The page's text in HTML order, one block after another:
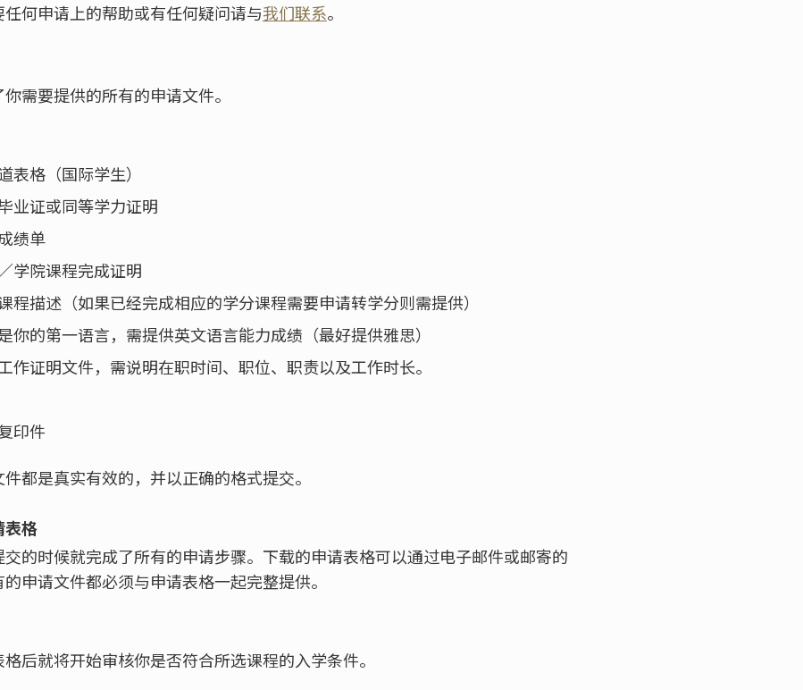
何申请上的帮助或有任何疑问请与我们联系。
需要提供的所有的申请文件。
表格（国际学生）
业证或同等学力证明
绩单
学院课程完成证明
程描述（如果已经完成相应的学分课程需要申请转学分则需提供）
你的第一语言，需提供英文语言能力成绩（最好提供雅思）
作证明文件，需说明在职时间、职位、职责以及工作时长。
印件
都是真实有效的，并以正确的格式提交。
表格
的时候就完成了所有的申请步骤。下载的申请表格可以通过电子邮件或邮寄的
申请文件都必须与申请表格一起完整提供。
后就将开始审核你是否符合所选课程的入学条件。